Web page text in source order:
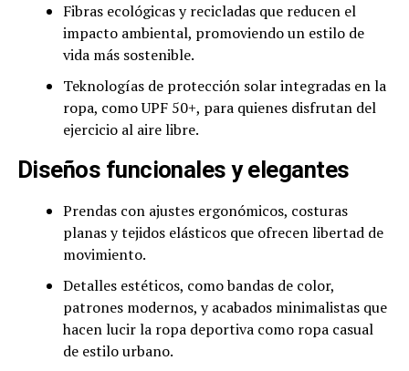
Fibras ecológicas y recicladas que reducen el
impacto ambiental, promoviendo un estilo de
vida más sostenible.
Teknologías de protección solar integradas en la
ropa, como UPF 50+, para quienes disfrutan del
ejercicio al aire libre.
Diseños funcionales y elegantes
Prendas con ajustes ergonómicos, costuras
planas y tejidos elásticos que ofrecen libertad de
movimiento.
Detalles estéticos, como bandas de color,
patrones modernos, y acabados minimalistas que
hacen lucir la ropa deportiva como ropa casual
de estilo urbano.